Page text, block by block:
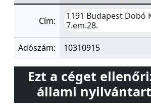
Cím:
1191 Budapest Dobó
7.em.28.
Adószám:
10310915
Ezt a céget
állami